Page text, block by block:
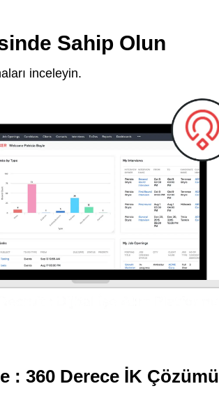
Sahip Olun
inceleyin.
: 360 Derece İK Çözümü